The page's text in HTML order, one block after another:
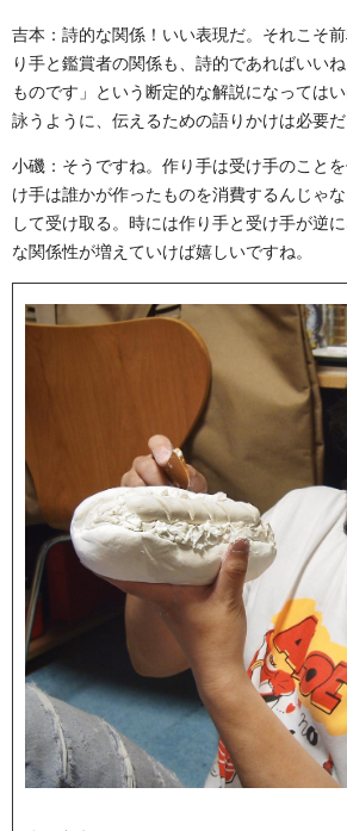
吉本：詩的な関係！いい表現だ。それこそ
り手と鑑賞者の関係も、詩的であればいい
ものです」という断定的な解説になっては
詠うように、伝えるための語りかけは必要だ
小磯：そうですね。作り手は受け手のこと
け手は誰かが作ったものを消費するんじゃ
して受け取る。時には作り手と受け手が逆
な関係性が増えていけば嬉しいですね。